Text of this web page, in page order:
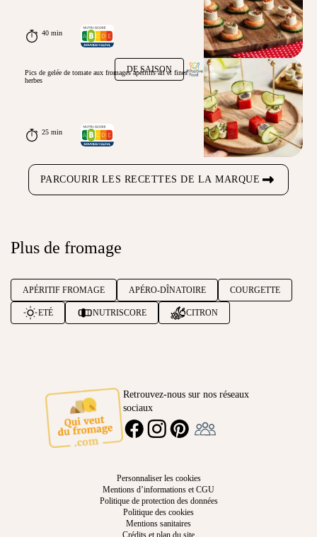
40 min
DE SAISON
Pics de gelée de tomate aux fromages apéritifs ail et fines
herbes
25 min
PARCOURIR LES RECETTES DE LA MARQUE
Plus de fromage
APÉRITIF FROMAGE APÉRO-DÎNATOIRE COURGETTE
ETÉ NUTRISCORE CITRON
Retrouvez-nous sur nos réseaux
sociaux
FACEBOOKINSTAGRAMPINTEREST
Personnaliser les cookies
Mentions d’informations et CGU
Politique de protection des données
Politique des cookies
Mentions sanitaires
Crédits et plan du site